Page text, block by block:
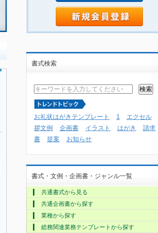
書式検索
お礼状はがきテンプレート 1 エクセル
拶文例
企画書 イラスト はがき
請求
書
提案 お知らせ
書式・文例・企画書・ジャンル一覧
共通書式から見る
共通企画書から探す
業種から探す
総務関連業務テンプレートから探す